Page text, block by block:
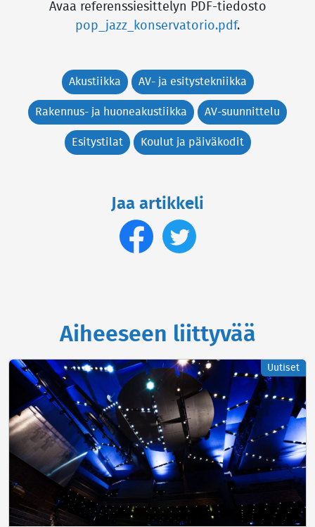
Avaa referenssiesittelyn PDF-tiedosto
pop_jazz_konservatorio.pdf.
Akustiikka AV- ja esitystekniikka
Rakennus- ja huoneakustiikka AV-suunnittelu
Esitystilat Koulut ja päiväkodit
Jaa artikkeli
Aiheeseen liittyvää
Uutiset